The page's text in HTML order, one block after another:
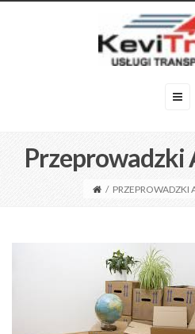
Przeprowadzki
/ PRZEPROWADZKI